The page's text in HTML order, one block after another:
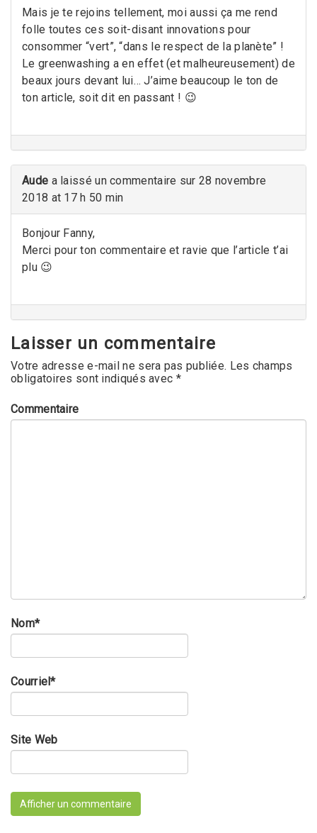
Mais je te rejoins tellement, moi aussi ça me rend
folle toutes ces soit-disant innovations pour
consommer “vert”, “dans le respect de la planète” !
Le greenwashing a en effet (et malheureusement) de
beaux jours devant lui… J’aime beaucoup le ton de
ton article, soit dit en passant ! 😉
Aude a laissé un commentaire sur 28 novembre
2018 at 17 h 50 min
Bonjour Fanny,
Merci pour ton commentaire et ravie que l’article t’ai
plu 😉
Laisser un commentaire
Votre adresse e-mail ne sera pas publiée. Les champs
obligatoires sont indiqués avec *
Commentaire
Nom*
Courriel*
Site Web